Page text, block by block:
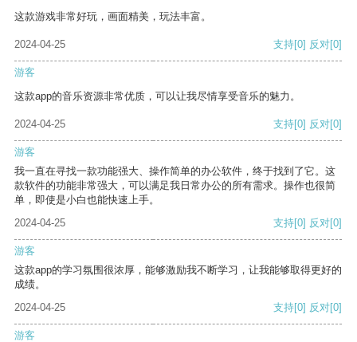
这款游戏非常好玩，画面精美，玩法丰富。
2024-04-25 支持[0] 反对[0]
游客
这款app的音乐资源非常优质，可以让我尽情享受音乐的魅力。
2024-04-25 支持[0] 反对[0]
游客
我一直在寻找一款功能强大、操作简单的办公软件，终于找到了它。这
款软件的功能非常强大，可以满足我日常办公的所有需求。操作也很简
单，即使是小白也能快速上手。
2024-04-25
支持[0] 反对[0]
游客
这款app的学习氛围很浓厚，能够激励我不断学习，让我能够取得更好的
成绩。
2024-04-25
支持[0] 反对[0]
游客